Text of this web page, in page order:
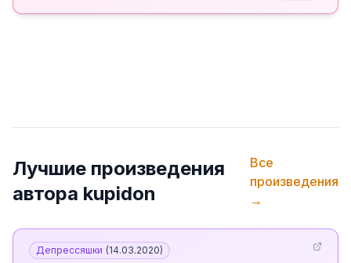
Лучшие произведения
автора kupidon
Все
произведения
→
Депрессяшки (14.03.2020)